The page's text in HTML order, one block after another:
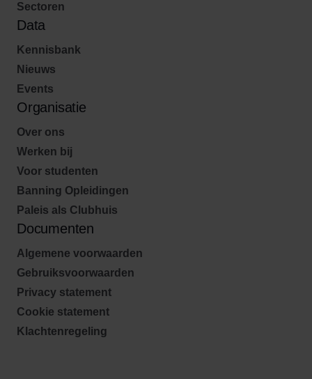
Sectoren
Data
Kennisbank
Nieuws
Events
Organisatie
Over ons
Werken bij
Voor studenten
Banning Opleidingen
Paleis als Clubhuis
Documenten
Algemene voorwaarden
Gebruiksvoorwaarden
Privacy statement
Cookie statement
Klachtenregeling